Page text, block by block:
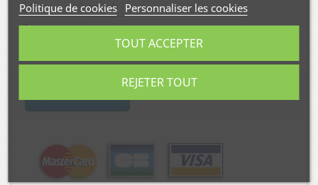
Longueur
Politique de cookies Personnaliser les cookies
REJETER TOUT
TOUT ACCEPTER